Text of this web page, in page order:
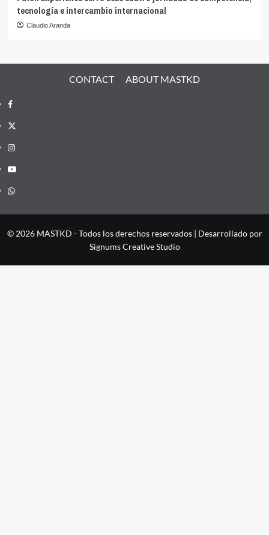
tecnología e intercambio internacional
Claudio Aranda
CONTACT ABOUT MASTKD
Facebook
X
Instagram
YouTube
Whatsapp